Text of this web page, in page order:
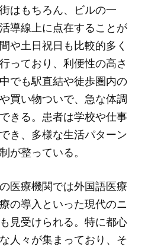
はもちろん、ビルの一
導線上に点在することが
や土日祝日も比較的多く
っており、利便性の高さ
でも駅直結や徒歩圏内の
買い物ついで、急な体調
きる。患者は学校や仕事
き、多様な生活パターン
が整っている。
医療機関では外国語医療
の導入といった現代のニ
見受けられる。特に都心
人々が集まっており、そ